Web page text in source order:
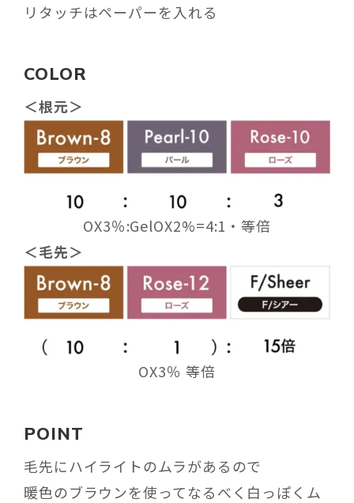
リタッチはペーパーを入れる
COLOR
＜根元＞
OX3％:GelOX2%=4:1・等倍
＜毛先＞
OX3％ 等倍
POINT
毛先にハイライトのムラがあるので
暖色のブラウンを使ってなるべく白っぽくム